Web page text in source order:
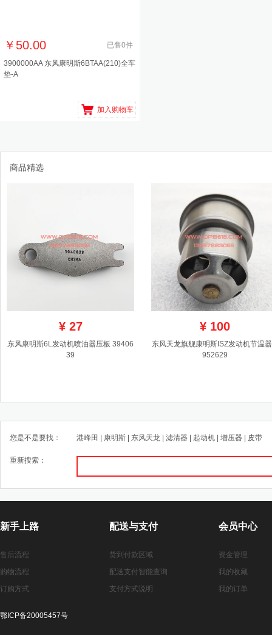
￥ 50.00 已售0件
3900000AA 东风康明斯6BTAA(210)全车
垫-A
加入购物车
商品精选
¥27
东风康明斯6L发动机喷油器压板 39406
39
¥ 100
东风天龙旗舰康明斯ISZ发动机节温
952629
您是不是要找： 港峰田 康明斯 东风天龙 滤清器 起动机 增压器 皮带
重新搜索：
新手上路
售后流程
购物流程
订购方式
配送与支付
货到付款区域
配送支付智能查询
支付方式说明
会员中心
资金管理
我的收藏
我的订单
鄂ICP备20005457号